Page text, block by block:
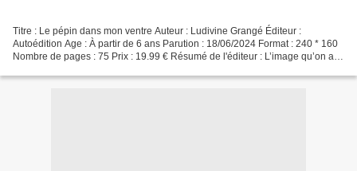
Titre : Le pépin dans mon ventre Auteur : Ludivine Grangé Éditeur :
Autoédition Age : À partir de 6 ans Parution : 18/06/2024 Format : 240 * 160
Nombre de pages : 75 Prix : 19.99 € Résumé de l'éditeur : L’image qu’on a